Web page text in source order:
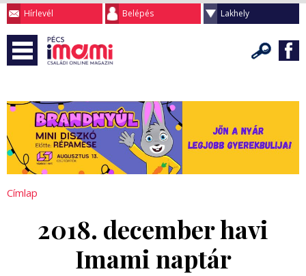
Hírlevél Belépés Lakhely
Címlap
2018. december havi
Imami naptár